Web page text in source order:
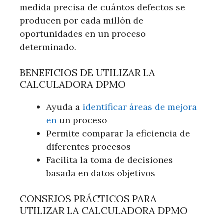
medida precisa de cuántos defectos se
producen por cada millón de
oportunidades en un proceso
determinado.
BENEFICIOS DE UTILIZAR LA
CALCULADORA DPMO
Ayuda a identificar áreas de mejora
en un proceso
Permite comparar la eficiencia de
diferentes procesos
Facilita la toma de decisiones
basada en datos objetivos
CONSEJOS PRÁCTICOS PARA
UTILIZAR LA CALCULADORA DPMO